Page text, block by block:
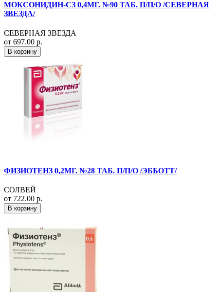
МОКСОНИДИН-СЗ 0,4МГ. №90 ТАБ. П/П/О /СЕВЕРНАЯ
ЗВЕЗДА/
СЕВЕРНАЯ ЗВЕЗДА
от 697.00 р.
В корзину
ФИЗИОТЕНЗ 0,2МГ. №28 ТАБ. П/П/О /ЭББОТТ/
СОЛВЕЙ
от 722.00 р.
В корзину